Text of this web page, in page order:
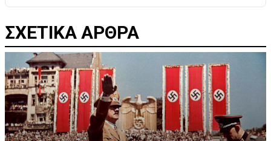
ΣΧΕΤΙΚΑ ΑΡΘΡΑ